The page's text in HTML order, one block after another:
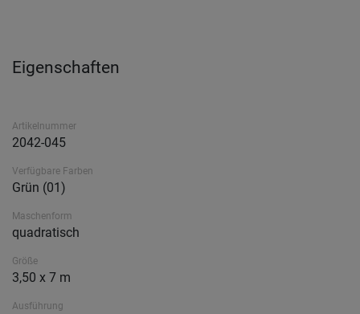
Eigenschaften
Artikelnummer
2042-045
Verfügbare Farben
Grün (01)
Maschenform
quadratisch
Größe
3,50 x 7 m
Ausführung